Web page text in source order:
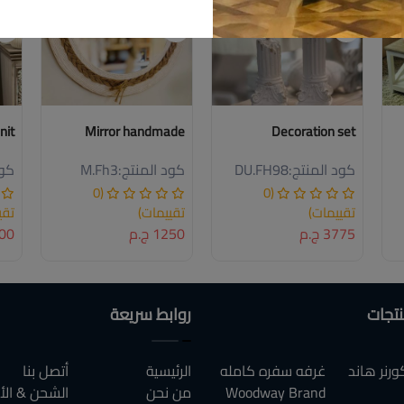
Decoration set
كود المنتج:DU.FH98
(0
تقييمات)
3775 ج.م
Mirror handmade
كود المنتج:M.Fh3
(0
تقييمات)
1250 ج.م
هاند
غرفه سفره كامله
Woodway Brand
روابط سريعة
الرئيسية
من نحن
أتصل بنا
الشحن &